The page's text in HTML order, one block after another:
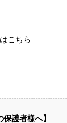
こちら
保護者様へ】